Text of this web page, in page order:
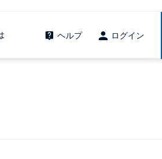
ヘルプ ログイン